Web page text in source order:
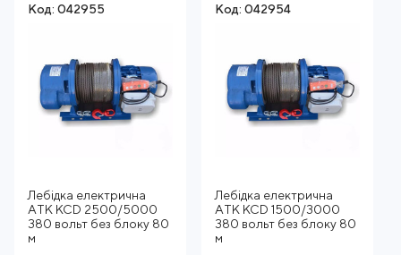
Код: 042955
Лебідка електрична
АTК KCD 2500/5000
380 вольт без блоку 80
м
Код: 042954
Лебідка електрична
АTК KCD 1500/3000
380 вольт без блоку 80
м